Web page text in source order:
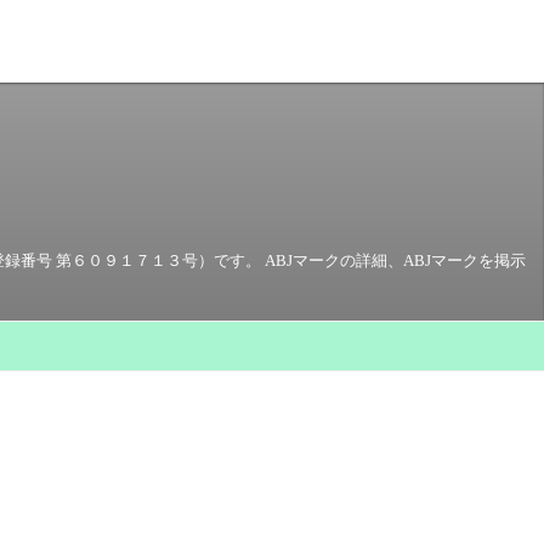
番号 第６０９１７１３号）です。 ABJマークの詳細、ABJマークを掲示